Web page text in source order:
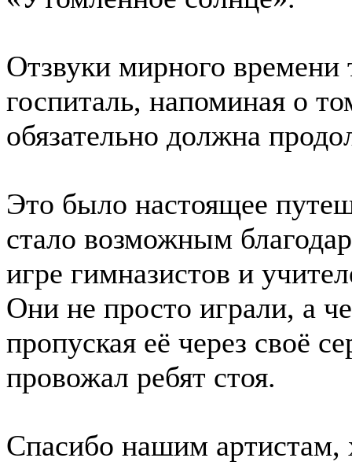
Отзвуки мирного времени
госпиталь, напоминая о
обязательно должна
Это было настоящее
стало возможным
игре гимназистов и
Они не просто играли, а
пропуская её через своё
провожал ребят стоя.
Спасибо нашим